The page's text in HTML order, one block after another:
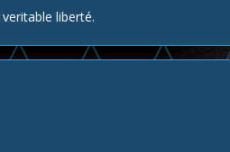
liberté.